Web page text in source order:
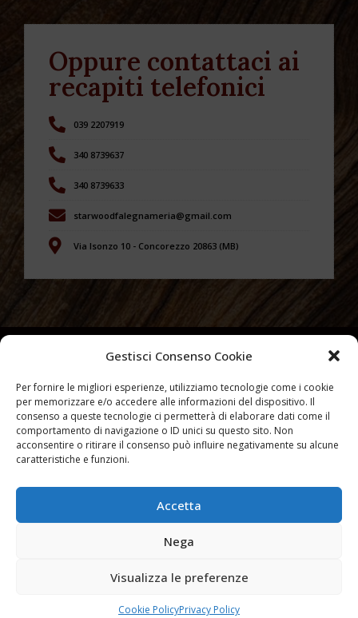
Gestisci Consenso Cookie
Per fornire le migliori esperienze, utilizziamo tecnologie come i cookie
per memorizzare e/o accedere alle informazioni del dispositivo. Il
consenso a queste tecnologie ci permetterà di elaborare dati come il
comportamento di navigazione o ID unici su questo sito. Non
acconsentire o ritirare il consenso può influire negativamente su alcune
caratteristiche e funzioni.
Accetta
Nega
Visualizza le preferenze
Cookie PolicyPrivacy Policy
Oppure contattaci ai
recapiti telefonici
039 2207919
340 8739637
340 8739633
starwoodfalegnameria@gmail.com
Via Isonzo 10 - Concorezzo 20863 (MB)
@2024 STARWOOD - Tutti i diritti riservati